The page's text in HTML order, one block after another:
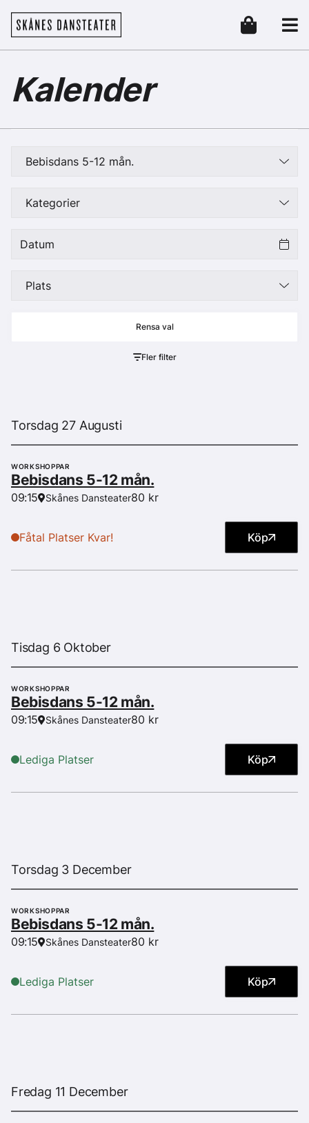
Skånes Dansteater
Header
Kalender
Bebisdans 5-12 mån.
Kategorier
Plats
Fler filter
Torsdag 27 Augusti
WORKSHOPPAR
Bebisdans 5-12 mån.
09:15 Skånes Dansteater80 kr
Fåtal Platser Kvar! Köp
Tisdag 6 Oktober
WORKSHOPPAR
Bebisdans 5-12 mån.
09:15 Skånes Dansteater80 kr
Lediga Platser Köp
Torsdag 3 December
WORKSHOPPAR
Bebisdans 5-12 mån.
09:15 Skånes Dansteater80 kr
Lediga Platser Köp
Fredag 11 December